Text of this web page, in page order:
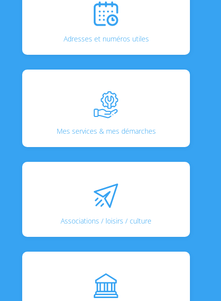
Adresses et numéros utiles
Mes services & mes démarches
Associations / loisirs / culture